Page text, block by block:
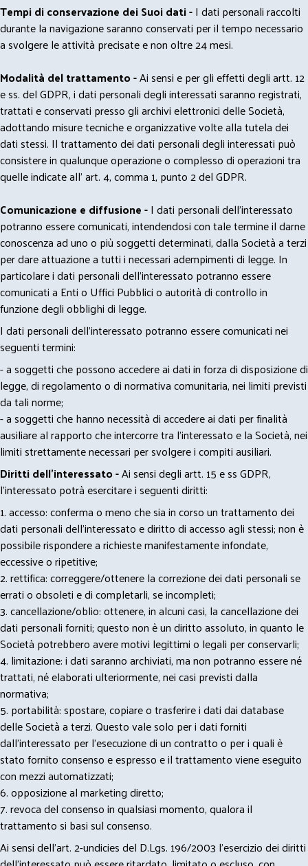
Tempi di conservazione dei Suoi dati -I dati personali raccolti
durante la navigazione saranno conservati per il tempo necessario
a svolgere le attività precisate e non oltre 24 mesi.
Modalità del trattamento -Ai sensi e per gli effetti degli artt. 12
e ss. del GDPR, i dati personali degli interessati saranno registrati,
trattati e conservati presso gli archivi elettronici delle Società,
adottando misure tecniche e organizzative volte alla tutela dei
dati stessi. Il trattamento dei dati personali degli interessati può
consistere in qualunque operazione o complesso di operazioni tra
quelle indicate all' art. 4, comma 1, punto 2 del GDPR.
Comunicazione e diffusione -I dati personali dell’interessato
potranno essere comunicati, intendendosi con tale termine il darne
conoscenza ad uno o più soggetti determinati, dalla Società a terzi
per dare attuazione a tutti i necessari adempimenti di legge. In
particolare i dati personali dell’interessato potranno essere
comunicati a Enti o Uffici Pubblici o autorità di controllo in
funzione degli obblighi di legge.
I dati personali dell’interessato potranno essere comunicati nei
seguenti termini:
- a soggetti che possono accedere ai dati in forza di disposizione di
legge, di regolamento o di normativa comunitaria, nei limiti previsti
da tali norme;
- a soggetti che hanno necessità di accedere ai dati per finalità
ausiliare al rapporto che intercorre tra l’interessato e la Società, nei
limiti strettamente necessari per svolgere i compiti ausiliari.
Diritti dell’interessato -Ai sensi degli artt. 15 e ss GDPR,
l’interessato potrà esercitare i seguenti diritti:
1. accesso: conferma o meno che sia in corso un trattamento dei
dati personali dell’interessato e diritto di accesso agli stessi; non è
possibile rispondere a richieste manifestamente infondate,
eccessive o ripetitive;
2. rettifica: correggere/ottenere la correzione dei dati personali se
errati o obsoleti e di completarli, se incompleti;
3. cancellazione/oblio: ottenere, in alcuni casi, la cancellazione dei
dati personali forniti; questo non è un diritto assoluto, in quanto le
Società potrebbero avere motivi legittimi o legali per conservarli;
4. limitazione: i dati saranno archiviati, ma non potranno essere né
trattati, né elaborati ulteriormente, nei casi previsti dalla
normativa;
5. portabilità: spostare, copiare o trasferire i dati dai database
delle Società a terzi. Questo vale solo per i dati forniti
dall’interessato per l’esecuzione di un contratto o per i quali è
stato fornito consenso e espresso e il trattamento viene eseguito
con mezzi automatizzati;
6. opposizione al marketing diretto;
7. revoca del consenso in qualsiasi momento, qualora il
trattamento si basi sul consenso.
Ai sensi dell’art. 2-undicies del D.Lgs. 196/2003 l’esercizio dei diritti